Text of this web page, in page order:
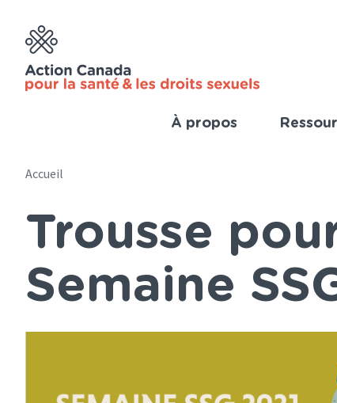
content
navigation
(French)
À propos
Breadcrumb
Accueil
Trousse
Semaine